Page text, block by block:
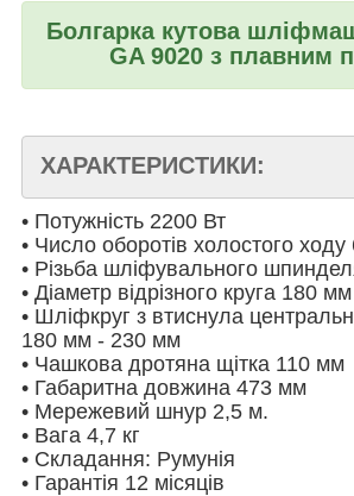
Болгарка кутова
GA 9020 з плавним
ХАРАКТЕРИСТИКИ:
• Потужність 2200 Вт
• Число оборотів холостого
• Різьба шліфувального
• Діаметр відрізного круга 180
• Шліфкруг з втиснула
180 мм - 230 мм
• Чашкова дротяна щітка 110 мм
• Габаритна довжина 473 мм
• Мережевий шнур 2,5 м.
• Вага 4,7 кг
• Складання: Румунія
• Гарантія 12 місяців